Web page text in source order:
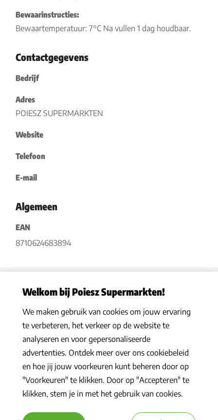
Bewaarinstructies:
Bewaartemperatuur: 7°C Na vullen 1 dag houdbaar.
Contactgegevens
Bedrijf
Adres
POIESZ SUPERMARKTEN
Website
Telefoon
E-mail
Algemeen
EAN
8710624683894
Privacy statement|Algemene voorwaarden |Hoe werkt het |
Veelgestelde vragen|Cookies
© 2026 Poiesz Supermarkten B.V. Alle rechten voorbehouden
Welkom bij Poiesz Supermarkten!
We maken gebruik van cookies om jouw ervaring
te verbeteren, het verkeer op de website te
analyseren en voor gepersonaliseerde
advertenties. Ontdek meer over ons cookiebeleid
en hoe jij jouw voorkeuren kunt beheren door op
"Voorkeuren" te klikken. Door op "Accepteren" te
klikken, stem je in met het gebruik van cookies.